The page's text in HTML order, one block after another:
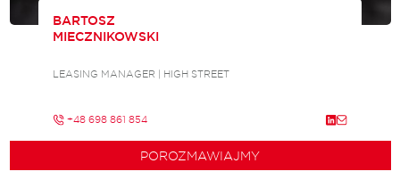
BARTOSZ
MIECZNIKOWSKI
LEASING MANAGER | HIGH STREET
+48 698 861 854
POROZMAWIAJMY